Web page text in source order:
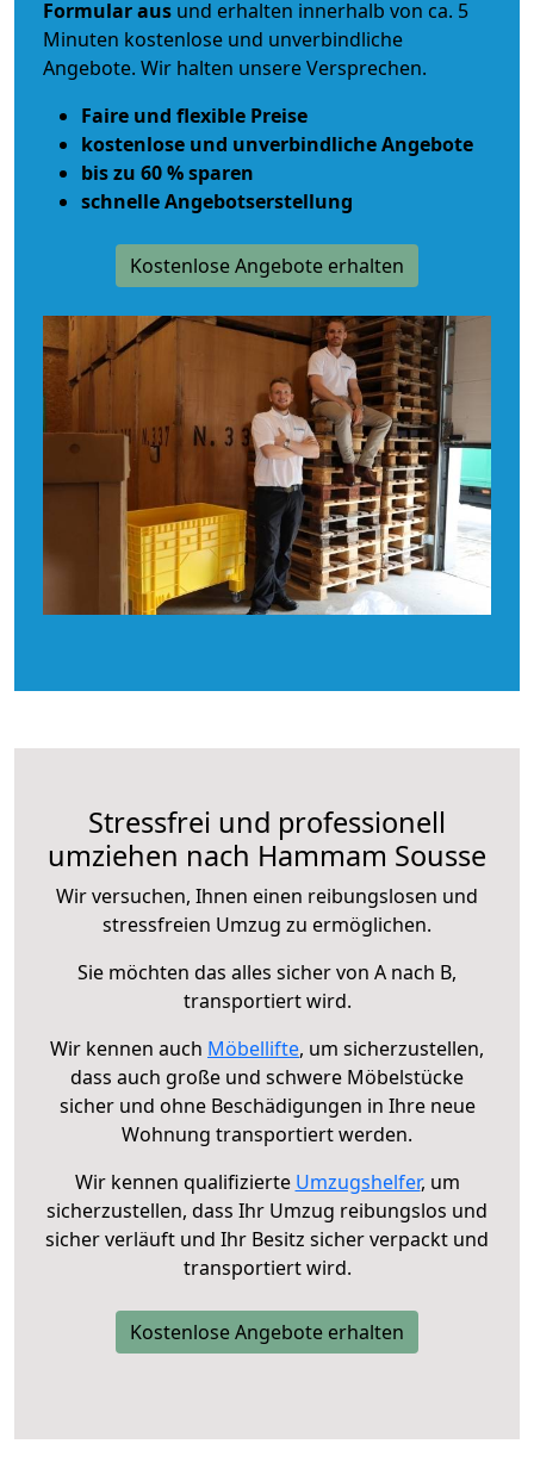
Formular aus und erhalten innerhalb von ca. 5
Minuten kostenlose und unverbindliche
Angebote. Wir halten unsere Versprechen.
Faire und flexible Preise
kostenlose und unverbindliche Angebote
bis zu 60 % sparen
schnelle Angebotserstellung
Kostenlose Angebote erhalten
Stressfrei und professionell
umziehen nach Hammam Sousse
Wir versuchen, Ihnen einen reibungslosen und
stressfreien Umzug zu ermöglichen.
Sie möchten das alles sicher von A nach B,
transportiert wird.
Wir kennen auch Möbellifte, um sicherzustellen,
dass auch große und schwere Möbelstücke
sicher und ohne Beschädigungen in Ihre neue
Wohnung transportiert werden.
Wir kennen qualifizierte Umzugshelfer, um
sicherzustellen, dass Ihr Umzug reibungslos und
sicher verläuft und Ihr Besitz sicher verpackt und
transportiert wird.
Kostenlose Angebote erhalten